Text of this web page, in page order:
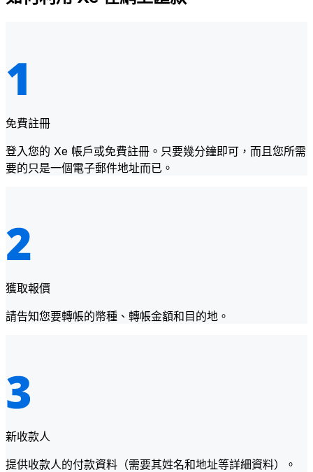
免費註冊
登入您的 Xe 帳戶或免費註冊。只要幾分鐘即可，而且您所需
要的只是一個電子郵件地址而已。
獲取報價
請告知您要轉帳的幣種、轉帳金額和目的地。
新收款人
提供收款人的付款資料（需要其姓名和地址等詳細資料）。